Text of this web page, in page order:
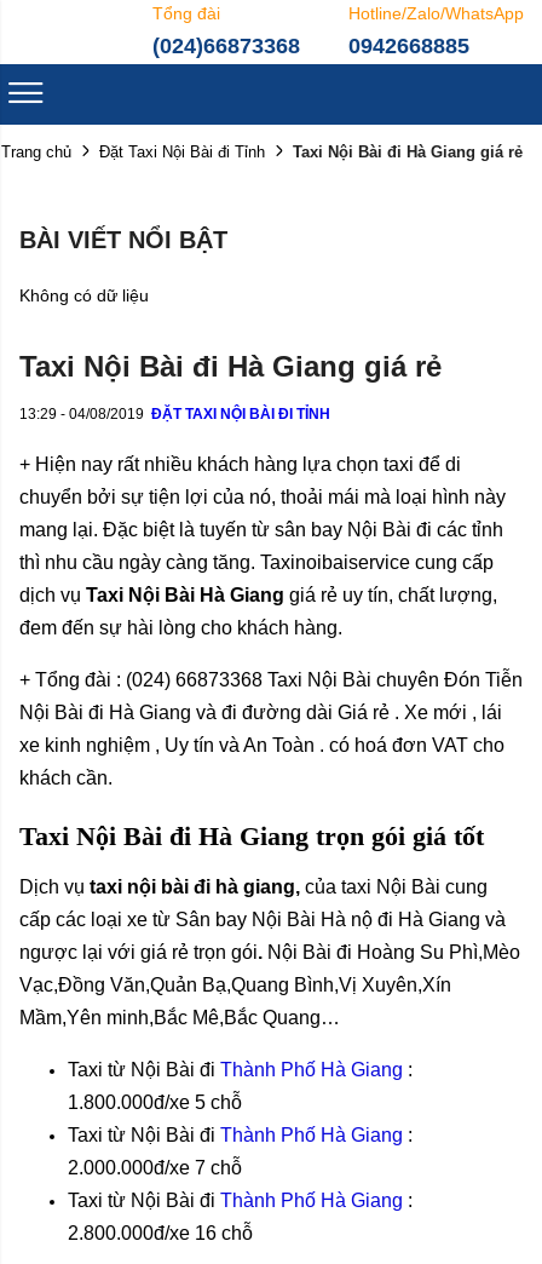
Tổng đài
(024)66873368
Hotline/Zalo/WhatsApp
0942668885
Trang chủ Đặt Taxi Nội Bài đi Tỉnh Taxi Nội Bài đi Hà Giang giá rẻ
BÀI VIẾT NỔI BẬT
Không có dữ liệu
Taxi Nội Bài đi Hà Giang giá rẻ
13:29 - 04/08/2019 ĐẶT TAXI NỘI BÀI ĐI TỈNH
+ Hiện nay rất nhiều khách hàng lựa chọn taxi để di
chuyển bởi sự tiện lợi của nó, thoải mái mà loại hình này
mang lại. Đặc biệt là tuyến từ sân bay Nội Bài đi các tỉnh
thì nhu cầu ngày càng tăng. Taxinoibaiservice cung cấp
dịch vụ Taxi Nội Bài Hà Giang giá rẻ uy tín, chất lượng,
đem đến sự hài lòng cho khách hàng.
+ Tổng đài : (024) 66873368 Taxi Nội Bài chuyên Đón Tiễn
Nội Bài đi Hà Giang và đi đường dài Giá rẻ . Xe mới , lái
xe kinh nghiệm , Uy tín và An Toàn . có hoá đơn VAT cho
khách cần.
Taxi Nội Bài đi Hà Giang trọn gói giá tốt
Dịch vụ taxi nội bài đi hà giang, của taxi Nội Bài cung
cấp các loại xe từ Sân bay Nội Bài Hà nộ đi Hà Giang và
ngược lại với giá rẻ trọn gói. Nội Bài đi Hoàng Su Phì,Mèo
Vạc,Đồng Văn,Quản Bạ,Quang Bình,Vị Xuyên,Xín
Mầm,Yên minh,Bắc Mê,Bắc Quang…
Taxi từ Nội Bài đi Thành Phố Hà Giang :
1.800.000đ/xe 5 chỗ
Taxi từ Nội Bài đi Thành Phố Hà Giang :
2.000.000đ/xe 7 chỗ
Taxi từ Nội Bài đi Thành Phố Hà Giang :
2.800.000đ/xe 16 chỗ